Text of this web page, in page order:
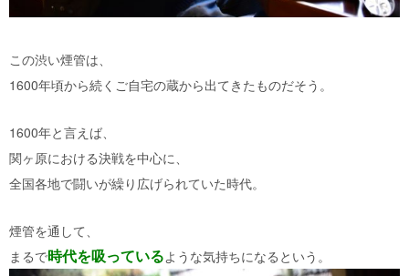
この渋い煙管は、
1600年頃から続くご自宅の蔵から出てきたものだそう。
1600年と言えば、
関ヶ原における決戦を中心に、
全国各地で闘いが繰り広げられていた時代。
煙管を通して、
まるで時代を吸っているような気持ちになるという。